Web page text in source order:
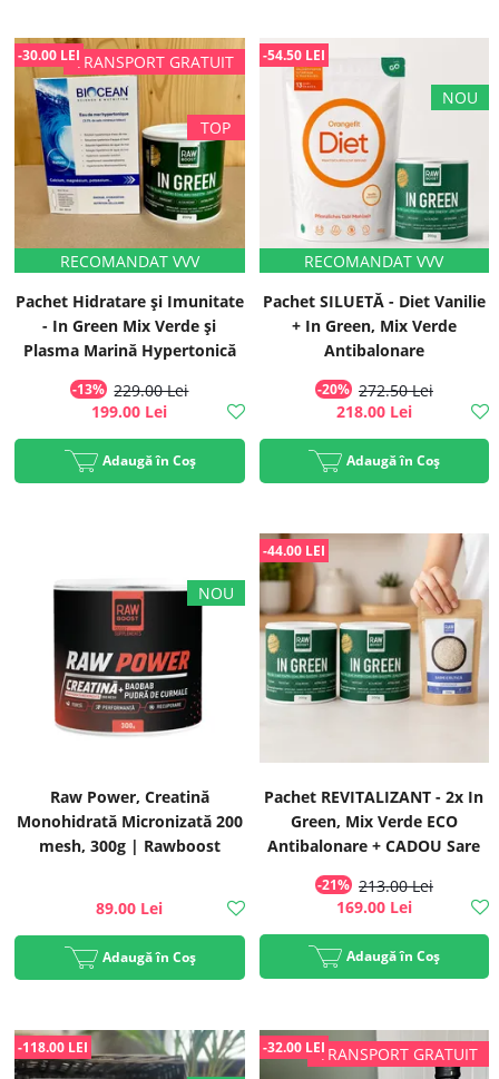
Pachet Hidratare și Imunitate
- In Green Mix Verde și
Plasma Marină Hypertonică
Biocean
-13% 229.00 Lei
-30.00 LEI
199.00 Lei
Adaugă în Coș
Pachet SILUETĂ - Diet Vanilie
+ In Green, Mix Verde
Antibalonare
-20% 272.50 Lei
-54.50 LEI
218.00 Lei
Adaugă în Coș
Raw Power, Creatină
Monohidrată Micronizată 200
mesh, 300g | Rawboost
89.00 Lei
Adaugă în Coș
Pachet REVITALIZANT - 2x In
Green, Mix Verde ECO
Antibalonare + CADOU Sare
celtică grunjoasă | Rawboost
-21% 213.00 Lei
-44.00 LEI
169.00 Lei
Adaugă în Coș
-118.00 LEI -32.00 LEI